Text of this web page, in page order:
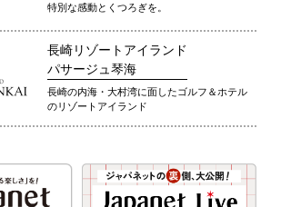
特別な感動とくつろぎを。
長崎リゾートアイランド
パサージュ琴海
長崎の内海・大村湾に面したゴルフ＆ホテル
のリゾートアイランド